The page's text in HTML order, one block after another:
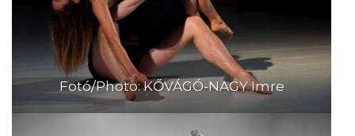
Fotó/Photo: KŐVÁGÓ-NAGY Imre